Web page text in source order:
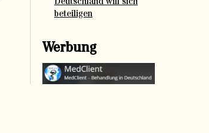
beteiligen
Werbung